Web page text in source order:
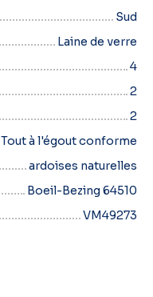
Sud
Laine de verre
4
2
2
Tout à l'égout conforme
ardoises naturelles
Boeil-Bezing 64510
VM49273